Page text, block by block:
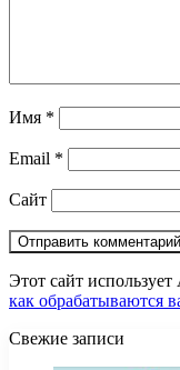
Имя *
Email *
Сайт
Этот сайт
как обрабатываются
Свежие записи